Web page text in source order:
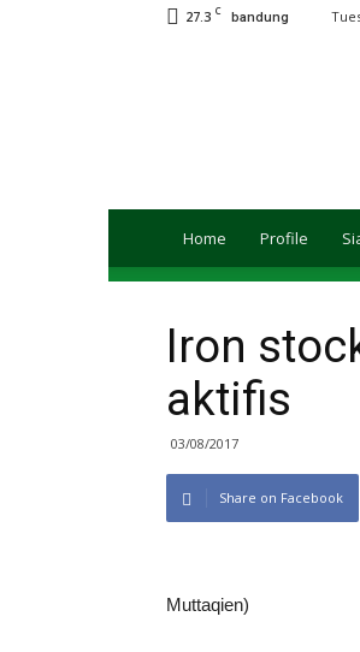
27.3 C bandung
Home Profile
Iron
aktifis
03/08/2017
Share on Facebook
Muttaqien)‎